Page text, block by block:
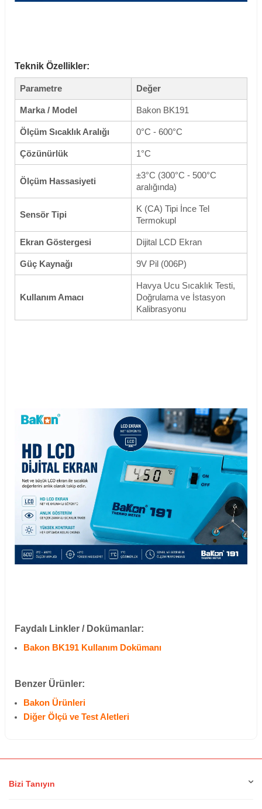
Teknik Özellikler:
Parametre Değer
Marka / Model Bakon BK191
Ölçüm Sıcaklık Aralığı 0°C - 600°C
Çözünürlük 1°C
Ölçüm Hassasiyeti
±3°C (300°C - 500°C
aralığında)
Sensör Tipi
K (CA) Tipi İnce Tel
Termokupl
Ekran Göstergesi Dijital LCD Ekran
Güç Kaynağı 9V Pil (006P)
Kullanım Amacı
Havya Ucu Sıcaklık Testi,
Doğrulama ve İstasyon
Kalibrasyonu
Faydalı Linkler / Dokümanlar:
Bakon BK191 Kullanım Dokümanı
Benzer Ürünler:
Bakon Ürünleri
Diğer Ölçü ve Test Aletleri
Bizi Tanıyın